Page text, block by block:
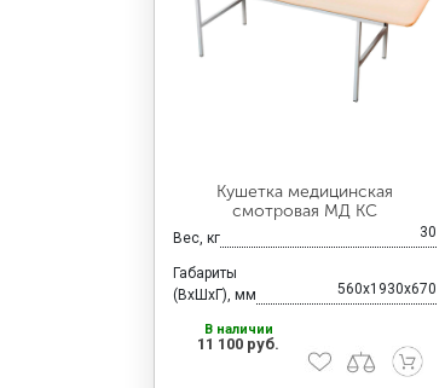
Кушетка медицинская
смотровая МД КС
Вес, кг 30
Габариты
(ВхШхГ), мм
560x1930x670
В наличии
11 100 руб.